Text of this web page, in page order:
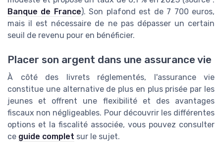
Banque de France). Son plafond est de 7 700 euros,
mais il est nécessaire de ne pas dépasser un certain
seuil de revenu pour en bénéficier.
Placer son argent dans une assurance vie
À côté des livrets réglementés, l'assurance vie
constitue une alternative de plus en plus prisée par les
jeunes et offrent une flexibilité et des avantages
fiscaux non négligeables. Pour découvrir les différentes
options et la fiscalité associée, vous pouvez consulter
ce guide complet sur le sujet.